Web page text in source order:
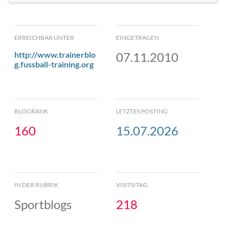
ERREICHBAR UNTER
http://www.trainerblo
g.fussball-training.org
EINGETRAGEN
07.11.2010
BLOGRANK
160
LETZTES POSTING
15.07.2026
IN DER RUBRIK
Sportblogs
VISITS/TAG
218